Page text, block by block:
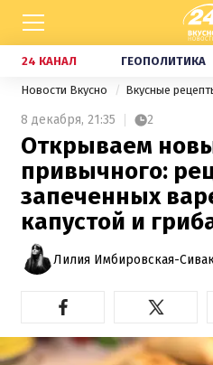
24 КАНАЛ ГЕОПОЛИТИКА
Новости Вкусно Вкусные
8 декабря, 21:35 2
Открываем
привычного:
запеченных
капустой и
Лилия Имбировская-